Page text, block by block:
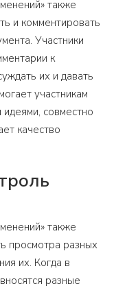
также
и комментировать
Участники
к
их и давать
участникам
совместно
качество
также
просмотра разных
их. Когда в
разные